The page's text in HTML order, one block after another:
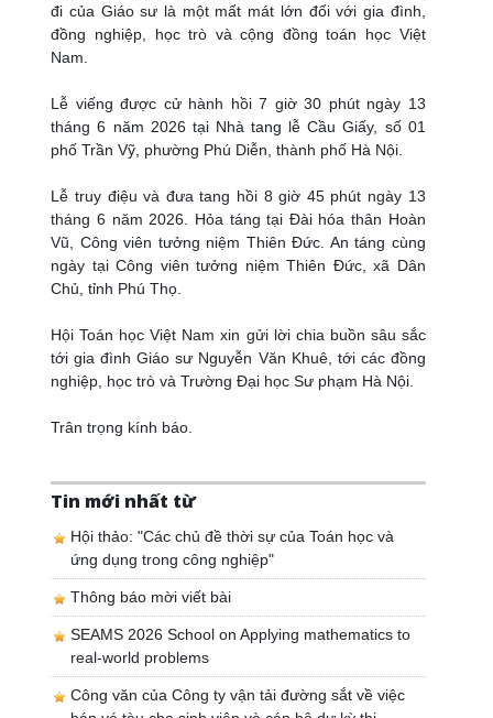
đi của Giáo sư là một mất mát lớn đối với gia đình,
đồng nghiệp, học trò và cộng đồng toán học Việt
Nam.
Lễ viếng được cử hành hồi 7 giờ 30 phút ngày 13
tháng 6 năm 2026 tại Nhà tang lễ Cầu Giấy, số 01
phố Trần Vỹ, phường Phú Diễn, thành phố Hà Nội.
Lễ truy điệu và đưa tang hồi 8 giờ 45 phút ngày 13
tháng 6 năm 2026. Hỏa táng tại Đài hóa thân Hoàn
Vũ, Công viên tưởng niệm Thiên Đức. An táng cùng
ngày tại Công viên tưởng niệm Thiên Đức, xã Dân
Chủ, tỉnh Phú Thọ.
Hội Toán học Việt Nam xin gửi lời chia buồn sâu sắc
tới gia đình Giáo sư Nguyễn Văn Khuê, tới các đồng
nghiệp, học trò và Trường Đại học Sư phạm Hà Nội.
Trân trọng kính báo.
Tin mới nhất từ
Hội thảo: "Các chủ đề thời sự của Toán học và
ứng dụng trong công nghiệp"
Thông báo mời viết bài
SEAMS 2026 School on Applying mathematics to
real-world problems
Công văn của Công ty vận tải đường sắt về việc